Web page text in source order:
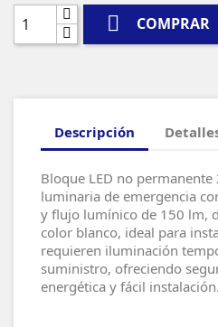
 COMPRAR
Descripción
Bloque LED no
luminaria de emergencia
y flujo lumínico de 150 lm,
color blanco, ideal para
requieren iluminación
suministro, ofreciendo
energética y fácil instalación.